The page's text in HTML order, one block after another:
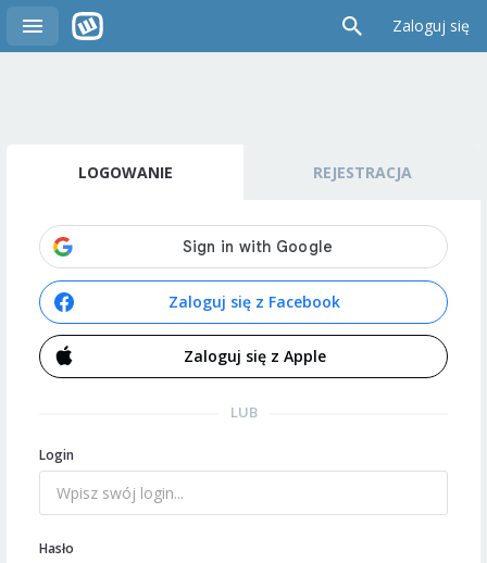
Zaloguj się
LOGOWANIE REJESTRACJA
Zaloguj się z Facebook
Zaloguj się z Apple
LUB
Login
Hasło